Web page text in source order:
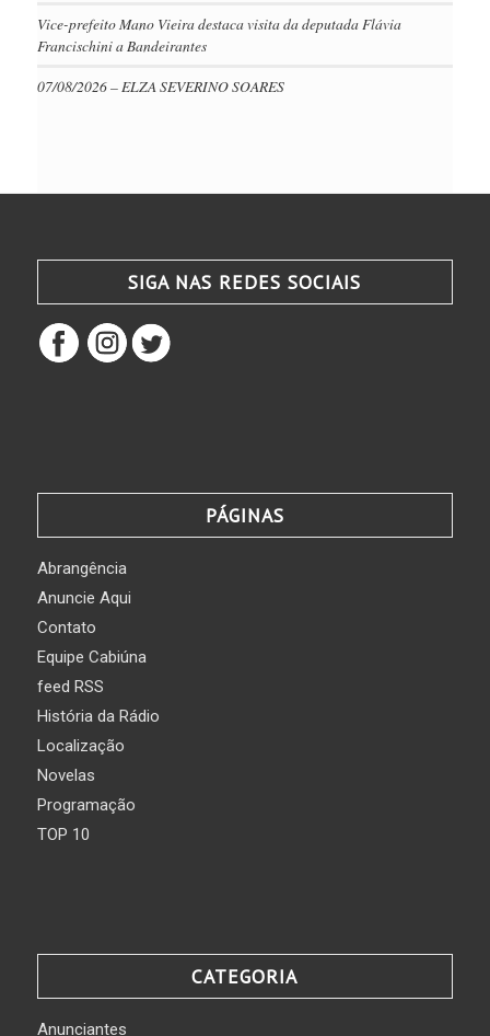
Vice-prefeito Mano Vieira destaca visita da deputada Flávia
Francischini a Bandeirantes
07/08/2026 – ELZA SEVERINO SOARES
SIGA NAS REDES SOCIAIS
PÁGINAS
Abrangência
Anuncie Aqui
Contato
Equipe Cabiúna
feed RSS
História da Rádio
Localização
Novelas
Programação
TOP 10
CATEGORIA
Anunciantes